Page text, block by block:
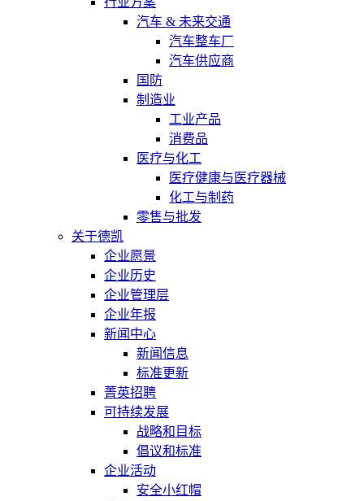
汽车 & 未来交通
汽车整车厂
汽车供应商
国防
制造业
工业产品
消费品
医疗与化工
医疗健康与医疗器械
化工与制药
零售与批发
关于德凯
企业愿景
企业历史
企业管理层
企业年报
新闻中心
新闻信息
标准更新
菁英招聘
可持续发展
战略和目标
倡议和标准
企业活动
安全小红帽